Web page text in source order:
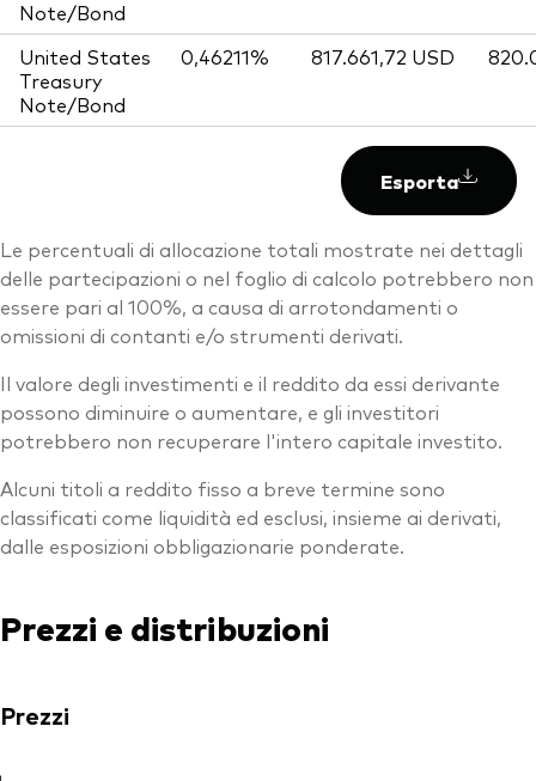
Note/Bond
United States
Treasury
Note/Bond
0,46211% 817.661,72 USD
Esporta
Le percentuali di allocazione totali mostrate nei dettagli
delle partecipazioni o nel foglio di calcolo potrebbero non
essere pari al 100%, a causa di arrotondamenti o
omissioni di contanti e/o strumenti derivati.
Il valore degli investimenti e il reddito da essi derivante
possono diminuire o aumentare, e gli investitori
potrebbero non recuperare l'intero capitale investito.
Alcuni titoli a reddito fisso a breve termine sono
classificati come liquidità ed esclusi, insieme ai derivati,
dalle esposizioni obbligazionarie ponderate.
Prezzi e distribuzioni
Prezzi